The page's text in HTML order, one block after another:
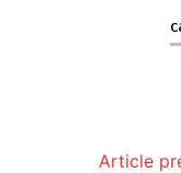
Article